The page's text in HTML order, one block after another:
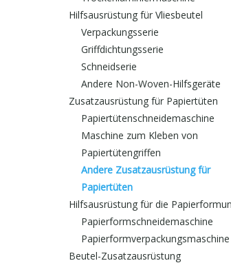
Hilfsausrüstung für Vliesbeutel
Verpackungsserie
Griffdichtungsserie
Schneidserie
Andere Non-Woven-Hilfsgeräte
Zusatzausrüstung für Papiertüten
Papiertütenschneidemaschine
Maschine zum Kleben von
Papiertütengriffen
Andere Zusatzausrüstung für
Papiertüten
Hilfsausrüstung für die
Papierformschneidemaschine
Papierformverpackungsmaschine
Beutel-Zusatzausrüstung